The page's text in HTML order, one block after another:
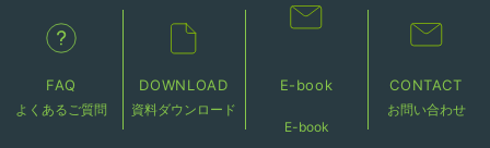
FAQ
よくあるご質問
DOWNLOAD
資料ダウンロード
E-book
E-book
CONTACT
お問い合わせ